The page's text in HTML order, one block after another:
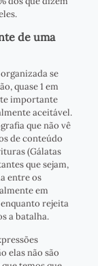
de uma
se
quase 1 em
importante
aceitável.
que não vê
de conteúdo
(Gálatas
que sejam,
entre os
em
rejeita
a batalha.
elas não são